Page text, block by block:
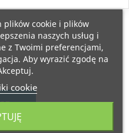
plików cookie i plików
naszych usług i
z Twoimi preferencjami,
Aby wyrazić zgodę na
cookie